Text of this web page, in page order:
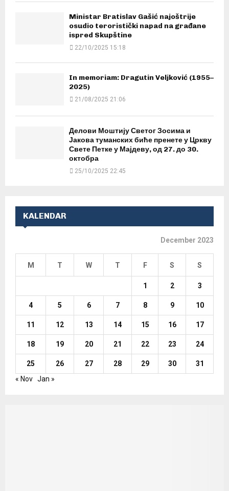
Ministar Bratislav Gašić najoštrije
osudio teroristički napad na građane
ispred Skupštine
22/10/2025 15:18
In memoriam: Dragutin Veljković (1955–
2025)
21/08/2025 21:06
Делови Моштију Светог Зосима и
Јакова туманских биће пренете у Цркву
Свете Петке у Мајдеву, од 27. до 30.
октобра
25/10/2025 22:45
KALENDAR
December 2023
M T W T F S S
1 2 3
4 5 6 7 8 9 10
11 12 13 14 15 16 17
18 19 20 21 22 23 24
25 26 27 28 29 30
31
« Nov Jan »